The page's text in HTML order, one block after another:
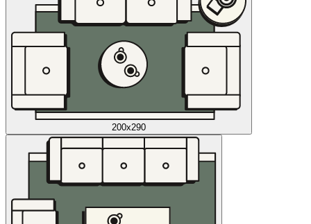
200x290